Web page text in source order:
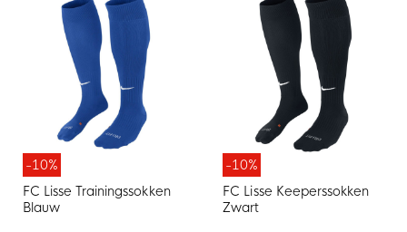
-10%
FC Lisse Trainingssokken
Blauw
-10%
FC Lisse Keeperssokken
Zwart